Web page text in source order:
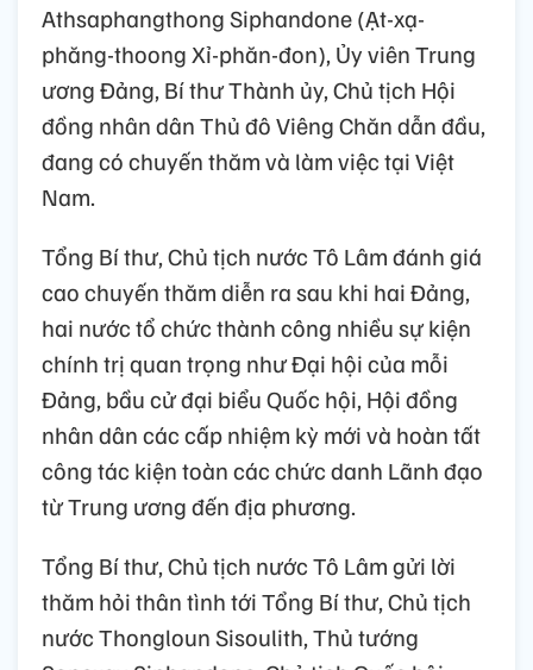
Athsaphangthong Siphandone (Ạt-xạ-
phăng-thoong Xỉ-phăn-đon), Ủy viên Trung
ương Đảng, Bí thư Thành ủy, Chủ tịch Hội
đồng nhân dân Thủ đô Viêng Chăn dẫn đầu,
đang có chuyến thăm và làm việc tại Việt
Nam.
Tổng Bí thư, Chủ tịch nước Tô Lâm đánh giá
cao chuyến thăm diễn ra sau khi hai Đảng,
hai nước tổ chức thành công nhiều sự kiện
chính trị quan trọng như Đại hội của mỗi
Đảng, bầu cử đại biểu Quốc hội, Hội đồng
nhân dân các cấp nhiệm kỳ mới và hoàn tất
công tác kiện toàn các chức danh Lãnh đạo
từ Trung ương đến địa phương.
Tổng Bí thư, Chủ tịch nước Tô Lâm gửi lời
thăm hỏi thân tình tới Tổng Bí thư, Chủ tịch
nước Thongloun Sisoulith, Thủ tướng